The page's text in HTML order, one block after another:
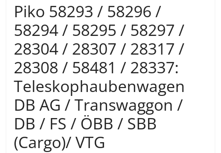
Piko 58293 / 58296 /
58294 / 58295 / 58297 /
28304 / 28307 / 28317 /
28308 / 58481 / 28337:
Teleskophaubenwagen
DB AG / Transwaggon /
DB / FS / ÖBB / SBB
(Cargo)/ VTG